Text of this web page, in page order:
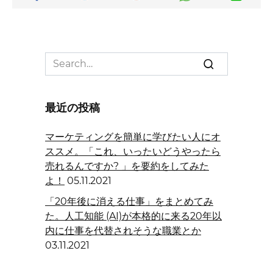
Search
for:
最近の投稿
マーケティングを簡単に学びたい人にオ
ススメ。「これ、いったいどうやったら
売れるんですか? 」を要約をしてみた
よ！ 05.11.2021
「20年後に消える仕事」をまとめてみ
た。人工知能 (AI)が本格的に来る20年以
内に仕事を代替されそうな職業とか
03.11.2021